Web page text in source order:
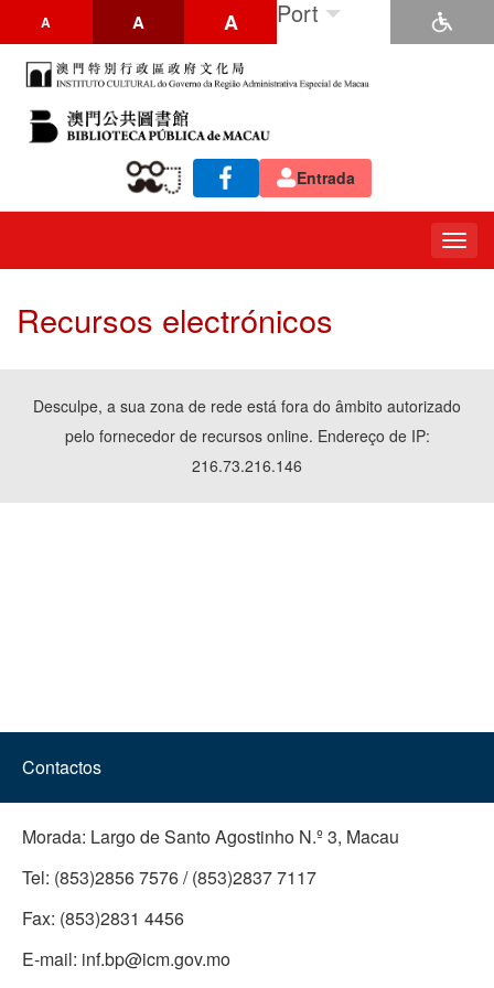
A A A Port
Entrada
Recursos electrónicos
Desculpe, a sua zona de rede está fora do âmbito autorizado
pelo fornecedor de recursos online. Endereço de IP:
216.73.216.146
Contactos
Morada: Largo de Santo Agostinho N.º 3, Macau
Tel: (853)2856 7576 / (853)2837 7117
Fax: (853)2831 4456
E-mail: inf.bp@icm.gov.mo